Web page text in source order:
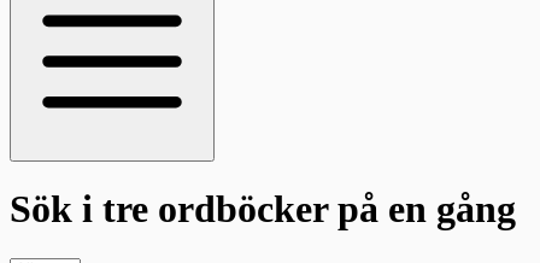
Sök i tre ordböckerpå en gång